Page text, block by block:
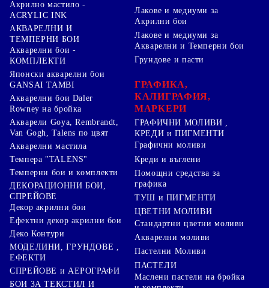
Акрилно мастило -
ACRYLIC INK
АКВАРЕЛНИ И
ТЕМПЕРНИ БОИ
Акварелни бои -
КОМПЛЕКТИ
Японски акварелни бои
GANSAI TAMBI
Акварелни бои Daler
Rowney на бройка
Акварели Goya, Rembrandt,
Van Gogh, Talens по цвят
Акварелни мастила
Темпера "TALENS"
Темперни бои и комплекти
ДЕКОРАЦИОННИ БОИ,
СПРЕЙОВЕ
Декор акрилни бои
Ефектни декор акрилни бои
Деко Контури
МОДЕЛИНИ, ГРУНДОВЕ ,
ЕФЕКТИ
СПРЕЙОВЕ и АЕРОГРАФИ
БОИ ЗА ТЕКСТИЛ И
Лакове и медиуми за
Акрилни бои
Лакове и медиуми за
Акварелни и Темперни бои
Грундове и пасти
ГРАФИКА,
КАЛИГРАФИЯ,
МАРКЕРИ
ГРАФИЧНИ МОЛИВИ ,
КРЕДИ и ПИГМЕНТИ
Графични моливи
Креди и въглени
Помощни средства за
графика
ТУШ и ПИГМЕНТИ
ЦВЕТНИ МОЛИВИ
Стандартни цветни моливи
Акварелни моливи
Пастелни Моливи
ПАСТЕЛИ
Маслени пастели на бройка